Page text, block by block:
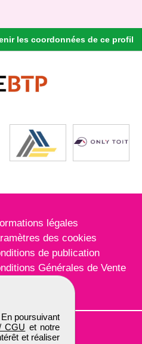
les coordonnées de ce profil
poursuivant
CGU et notre
et réaliser
légales
des cookies
de publication
Générales de Vente